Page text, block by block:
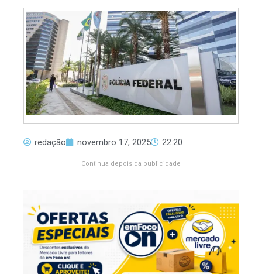
redação novembro 17, 2025 22:20
Continua depois da publicidade